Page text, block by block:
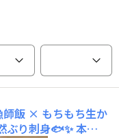
飯 × もちもち生か
ぶり刺身🐟✨本日G